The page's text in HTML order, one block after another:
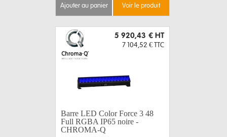
ajouter au panier voir le produit
5 920,43 € HT
7 104,52 € TTC
Barre LED Color Force 3 48
Full RGBA IP65 noire -
CHROMA-Q